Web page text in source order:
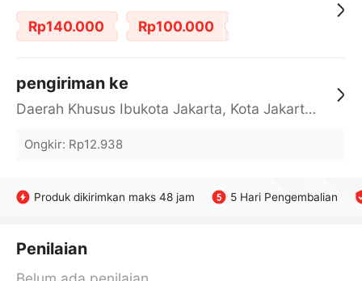
Rp140.000 Rp100.000
pengiriman ke
Daerah Khusus Ibukota Jakarta, Kota Jakarta Barat, Cengkareng, yy
Ongkir: Rp12.938
Produk dikirimkan maks 48 jam 5 Hari Pengembalian
Penilaian